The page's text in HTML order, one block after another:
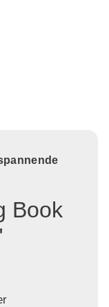
Book